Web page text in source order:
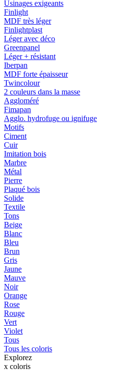
Usinages exigeants
Finlight
MDF très léger
Finlightplast
Léger avec déco
Greenpanel
Léger + résistant
Iberpan
MDF forte épaisseur
Twincolour
2 couleurs dans la masse
Aggloméré
Fimapan
Agglo. hydrofuge ou ignifuge
Motifs
Ciment
Cuir
Imitation bois
Marbre
Métal
Pierre
Plaqué bois
Solide
Textile
Tons
Beige
Blanc
Bleu
Brun
Gris
Jaune
Mauve
Noir
Orange
Rose
Rouge
Vert
Violet
Tous
Tous les coloris
Explorez
x coloris